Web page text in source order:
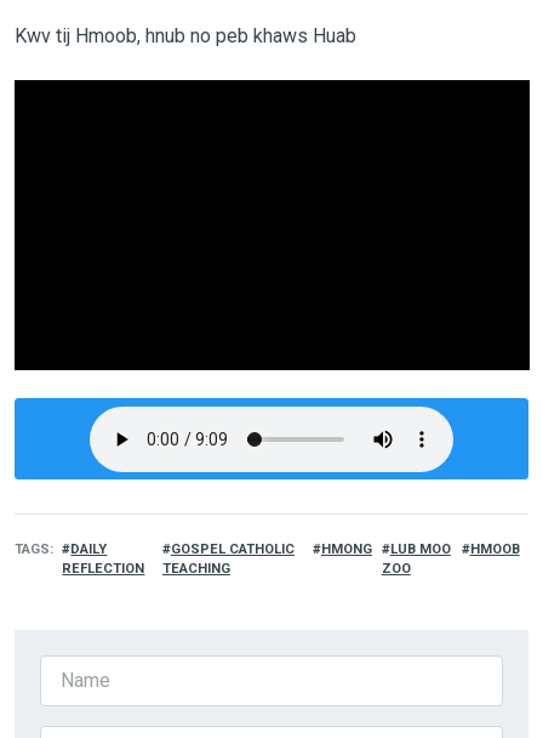
Kwv tij Hmoob, hnub no peb khaws Huab
TAGS
DAILY
REFLECTION
GOSPEL CATHOLIC
TEACHING
HMONG
LUB MOO
ZOO
HMOOB